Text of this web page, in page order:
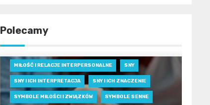
Polecamy
MIŁOŚĆ I RELACJE INTERPERSONALNE SNY
SNY I ICH INTERPRETACJA SNY I ICH ZNACZENIE
SYMBOLE MIŁOŚCI I ZWIĄZKÓW SYMBOLE SENNE